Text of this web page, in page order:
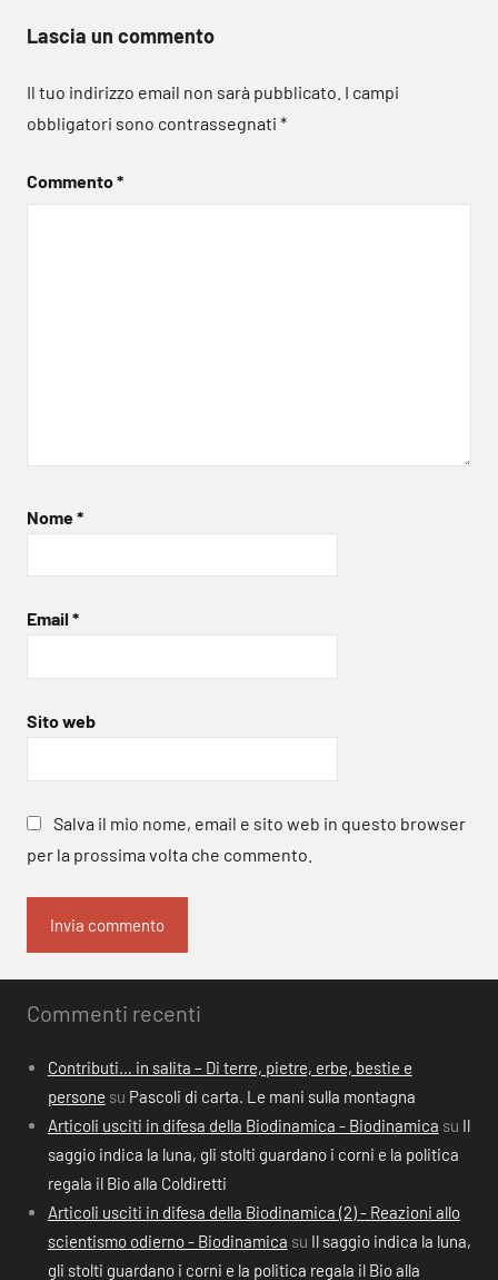
Lascia un commento
Il tuo indirizzo email non sarà pubblicato. I campi
obbligatori sono contrassegnati *
Commento*
Nome*
Email *
Sito web
Salva il mio nome, email e sito web in questo browser
per la prossima volta che commento.
Commenti recenti
Contributi… in salita – Di terre, pietre, erbe, bestie e
persone su Pascoli di carta. Le mani sulla montagna
Articoli usciti in difesa della Biodinamica - Biodinamica su Il
saggio indica la luna, gli stolti guardano i corni e la politica
regala il Bio alla Coldiretti
Articoli usciti in difesa della Biodinamica (2) - Reazioni allo
scientismo odierno - Biodinamica su Il saggio indica la luna,
gli stolti guardano i corni e la politica regala il Bio alla